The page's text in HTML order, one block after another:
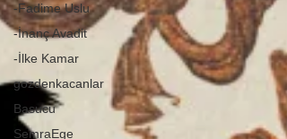
-Fadime Uslu
-İnanç Avadit
-İlke Kamar
gozdenkacanlar
Basucu
SemraEge